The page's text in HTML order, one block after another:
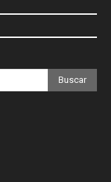
Buscar